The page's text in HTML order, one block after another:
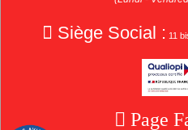
Siège Social : 11
Page